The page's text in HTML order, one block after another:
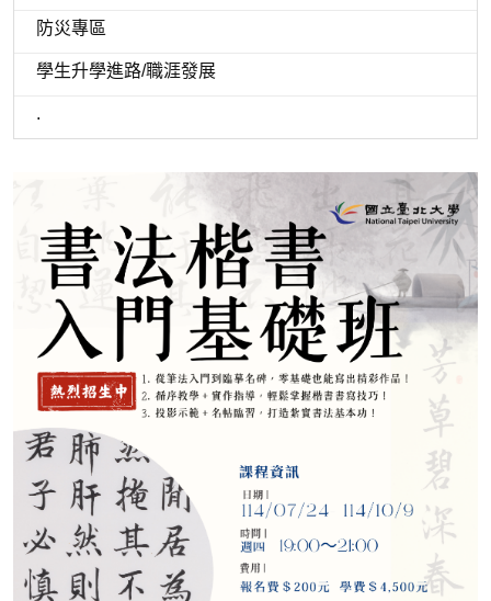
防災專區
學生升學進路/職涯發展
.